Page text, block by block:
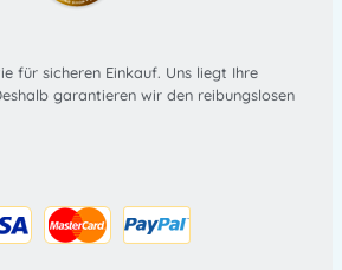
für sicheren Einkauf. Uns liegt Ihre
garantieren wir den reibungslosen